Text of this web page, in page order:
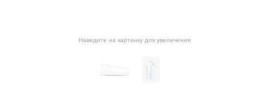
Наведите на картинку для увеличения